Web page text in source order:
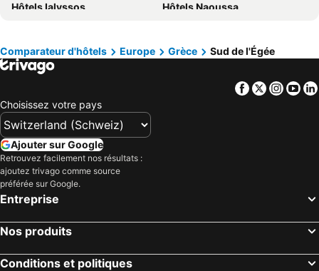
Hôtels Ialyssos
Hôtels Naoussa
Hôtels Akrotiri
Hôtels Naxos - Chora
Hôtels Agios Prokopios
Hôtels Adamas
Hôtels Manganari
Hôtels Ornos
Hôtels Agios Ioannis
Hôtels Kefalos
Hôtels Ios - Chora
Hôtels Agios Georgios
Hôtels Firostefani
Hôtels Mylopotas
Comparateur d'hôtels Europe Grèce Sud de l'Égée
Facebook
Twitter
Choisissez votre pays
Ajouter sur Google
Retrouvez facilement nos résultats :
ajoutez trivago comme source
préférée sur Google.
Entreprise
Nos produits
Conditions et politiques